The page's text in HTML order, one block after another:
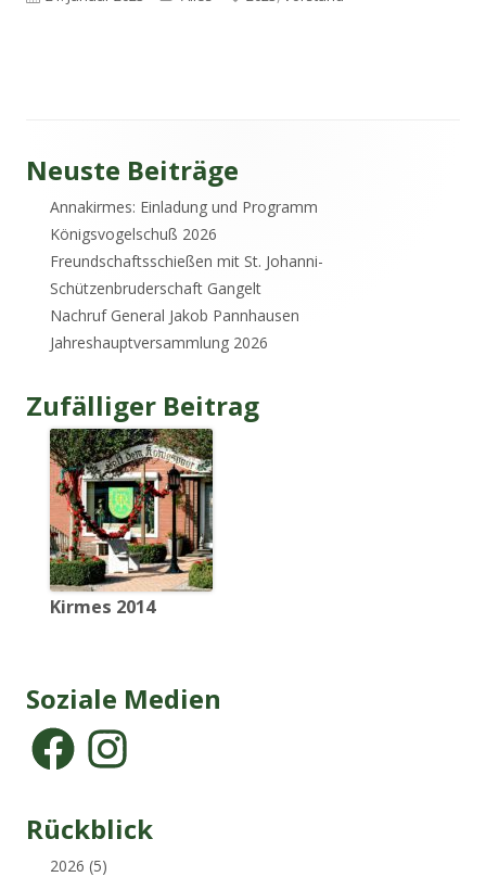
Haupt-
Seitenleiste
Neuste Beiträge
Annakirmes: Einladung und Programm
Königsvogelschuß 2026
Freundschaftsschießen mit St. Johanni-
Schützenbruderschaft Gangelt
Nachruf General Jakob Pannhausen
Jahreshauptversammlung 2026
Zufälliger Beitrag
Kirmes 2014
Soziale Medien
Rückblick
2026 (5)